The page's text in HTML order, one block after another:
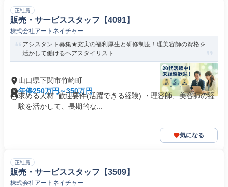
正社員
販売・サービススタッフ【4091】
株式会社アートネイチャー
アシスタント募集★充実の福利厚生と研修制度！理美容師の資格を
活かして働けるヘアスタイリスト...
山口県下関市竹崎町
年俸250万円～350万円
求める人材: 歓迎要件(活躍できる経験) ・理容師、美容師の経
験を活かして、長期的な...
気になる
正社員
販売・サービススタッフ【3509】
株式会社アートネイチャー